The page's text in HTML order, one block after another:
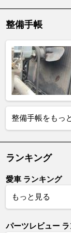
整備手帳
整備手帳をもっ
ランキング
愛車 ランキング
もっと見る
パーツレビュー